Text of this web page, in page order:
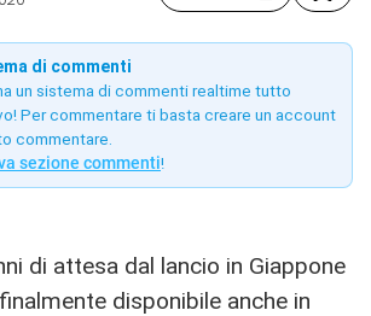
di commenti
un sistema di commenti realtime tutto
Per commentare ti basta creare un account
commentare.
sezione commenti!
di attesa dal lancio in Giappone
disponibile anche in